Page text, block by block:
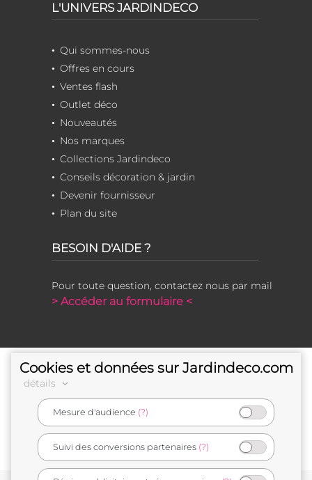
L'UNIVERS JARDINDECO
Qui sommes-nous
Offres en cours
Ventes flash
Outlet déco
Nouveautés
Nos marques
Collections Jardindeco
Conseils décoration & jardin
Devenir fournisseur
Plan du site
BESOIN D'AIDE ?
Pour toute question, contactez nous par mail
> Accéder au formulaire <
e-commerçant français
Cookies et données sur Jardindeco.com
détails
Mesure d'audience (?)
Suivi des conversions partenaires (?)